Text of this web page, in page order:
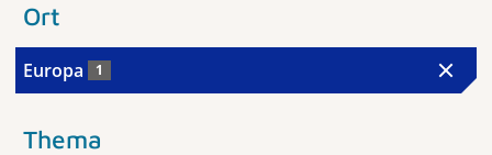
Ort
Europa 1
Thema